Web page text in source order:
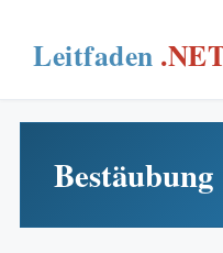
content
Bestäubung